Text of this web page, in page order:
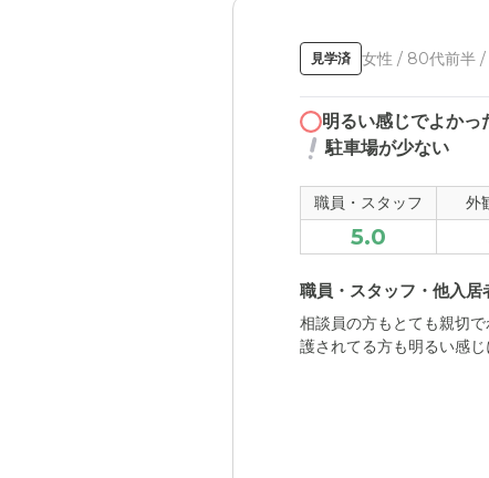
見学済 女性 / 80代前半 /
明るい感じでよかっ
駐車場が少ない
職員・スタッフ 外
5.0
職員・スタッフ・他入居
相談員の方もとても親切
護されてる方も明るい感じ